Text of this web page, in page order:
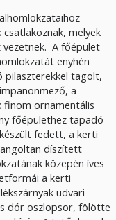
melyek
vezetnek. A főépület
enyhén
tagolt,
a
finom ornamentális
főépülethez tapadó
fedett, a kerti
díszített
közepén íves
a kerti
udvari
dór oszlopsor, fölötte